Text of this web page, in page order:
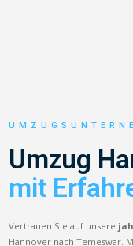
Umzug
mit
Vertrauen Sie auf unsere
Hannover nach Temeswar.